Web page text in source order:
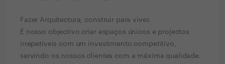
Fazer Arquitectura, construir para viver.
É nosso objectivo criar espaços únicos e projectos
irrepetíveis com um investimento competitivo,
servindo os nossos clientes com a máxima qualidade.